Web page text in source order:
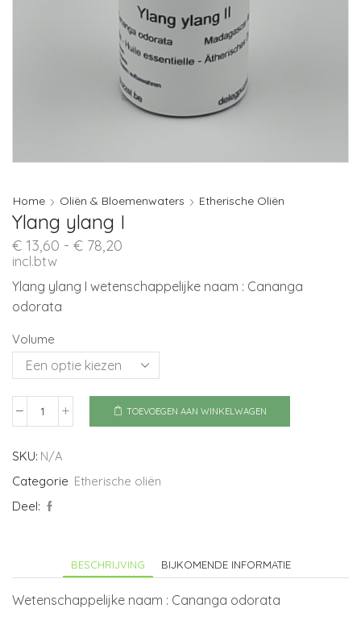
Home Oliën & Bloemenwaters Etherische Oliën
Ylang ylang I
€ 13,60 - € 78,20
€ 78,20
incl.btw
Ylang ylang I wetenschappelijke naam : Cananga
odorata
Volume
Ylang
I
TOEVOEGEN AAN WINKELWAGEN
SKU: N/A
Categorie Etherische oliën
Deel:
BESCHRIJVING BIJKOMENDE INFORMATIE
Wetenschappelijke naam : Cananga odorata